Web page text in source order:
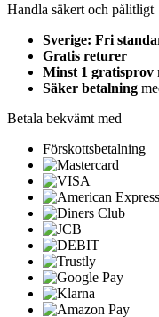
Handla säkert och pålitligt
Sverige: Fri
Gratis returer
Minst 1 gratisprov
Säker betalning
Betala bekvämt med
Förskottsbetalning